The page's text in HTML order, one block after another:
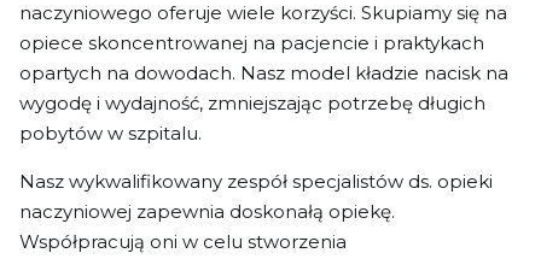
naczyniowego oferuje wiele korzyści. Skupiamy się na
opiece skoncentrowanej na pacjencie i praktykach
opartych na dowodach. Nasz model kładzie nacisk na
wygodę i wydajność, zmniejszając potrzebę długich
pobytów w szpitalu.
Nasz wykwalifikowany zespół specjalistów ds. opieki
naczyniowej zapewnia doskonałą opiekę.
Współpracują oni w celu stworzenia